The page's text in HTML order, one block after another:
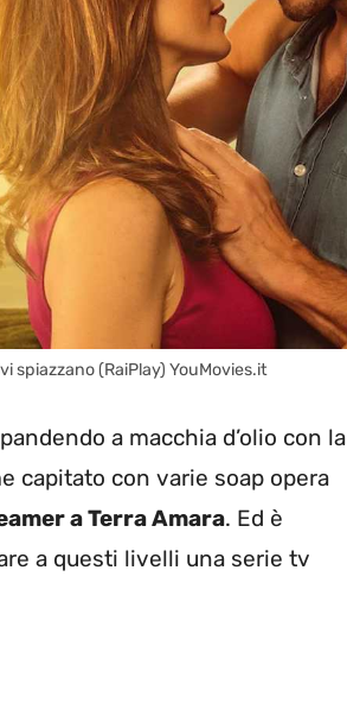
spiazzano (RaiPlay) YouMovies.it
a macchia d’olio con la
capitato con varie soap opera
a Terra Amara. Ed è
a questi livelli una serie tv